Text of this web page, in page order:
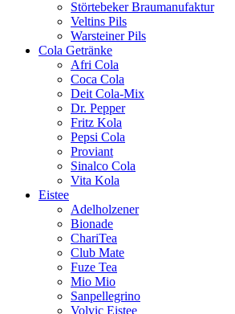
Störtebeker Braumanufaktur
Veltins Pils
Warsteiner Pils
Cola Getränke
Afri Cola
Coca Cola
Deit Cola-Mix
Dr. Pepper
Fritz Kola
Pepsi Cola
Proviant
Sinalco Cola
Vita Kola
Eistee
Adelholzener
Bionade
ChariTea
Club Mate
Fuze Tea
Mio Mio
Sanpellegrino
Volvic Eistee